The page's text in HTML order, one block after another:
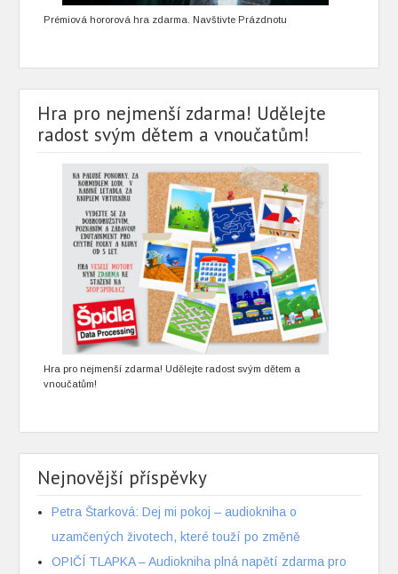
Prémiová hororová hra zdarma. Navštivte Prázdnotu
Hra pro nejmenší zdarma! Udělejte
radost svým dětem a vnoučatům!
Hra pro nejmenší zdarma! Udělejte radost svým dětem a
vnoučatům!
Nejnovější příspěvky
Petra Štarková: Dej mi pokoj – audiokniha o
uzamčených životech, které touží po změně
OPIČÍ TLAPKA – Audiokniha plná napětí zdarma pro